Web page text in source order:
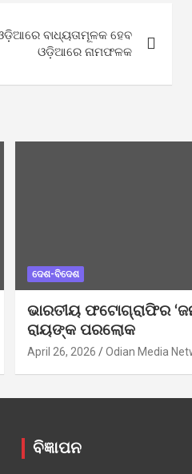
ବାଧ୍ୟତାମୂଳକ ହେବ
ଓଡ଼ିଆରେ ନାମଫଳକ
ଦେଶ-ବିଦେଶ
ଭାରତୀୟ ଫଟୋଗ୍ରାଫିର
ରାୟଙ୍କ ପରଲୋକ
April 26, 2026 Odian Media
ବିଜ୍ଞାପନ